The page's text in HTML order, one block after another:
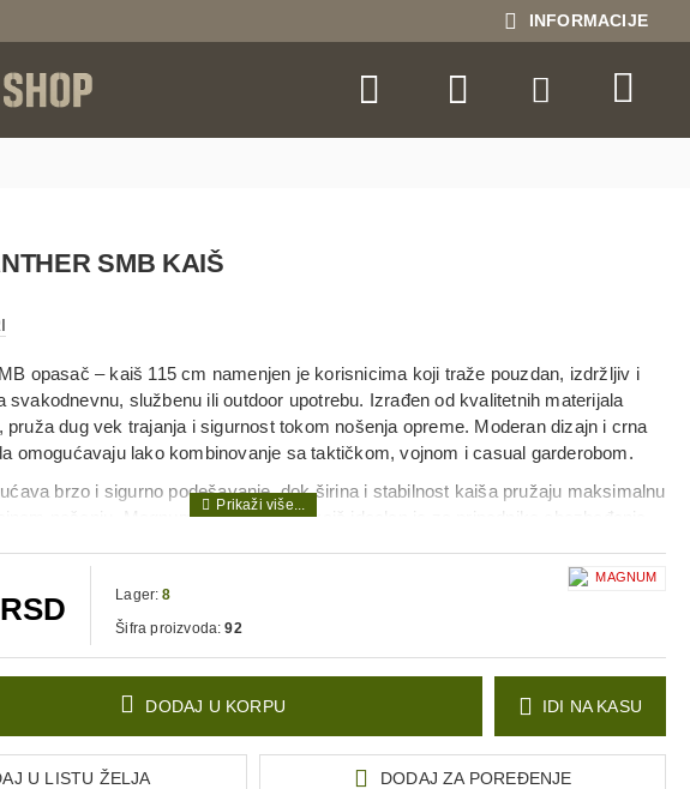
INFORMACIJE
SMB KAIŠ
opasač – kaiš 115 cm namenjen je korisnicima koji traže pouzdan, izdržljiv i
svakodnevnu, službenu ili outdoor upotrebu. Izrađen od kvalitetnih materijala
pruža dug vek trajanja i sigurnost tokom nošenja opreme. Moderan dizajn i crna
omogućavaju lako kombinovanje sa taktičkom, vojnom i casual garderobom.
brzo i sigurno podešavanje, dok širina i stabilnost kaiša pružaju maksimalnu
nošenju. Magnum Panther SMB kaiš idealan je za pripadnike obezbeđenja,
Lager: 8
Šifra proizvoda: 92
DODAJ U KORPU IDI NA KASU
U LISTU ŽELJA DODAJ ZA POREĐENJE